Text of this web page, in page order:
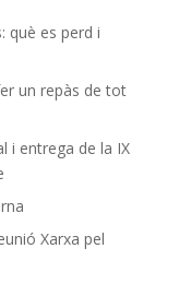
què es perd i
un repàs de tot
i entrega de la IX
Xarxa pel